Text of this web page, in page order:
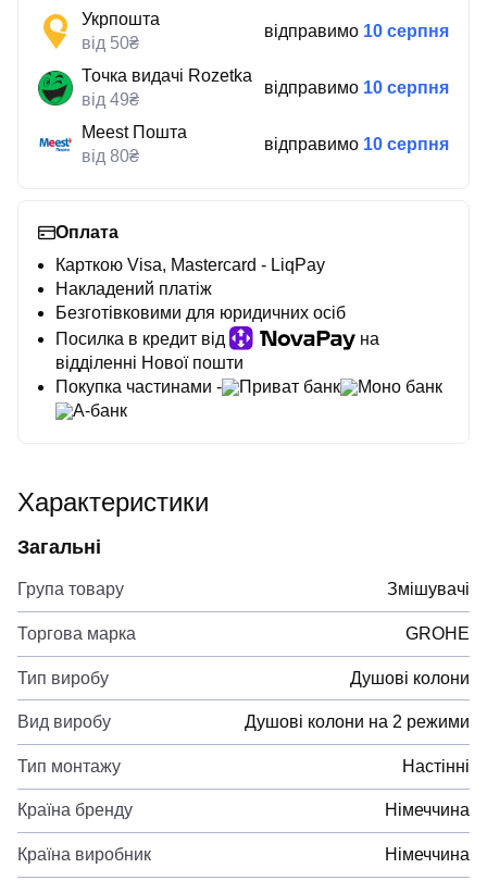
Укрпошта
від 50₴
відправимо 10 серпня
Точка видачі Rozetka
від 49₴
відправимо 10 серпня
Meest Пошта
від 80₴
відправимо 10 серпня
Оплата
Карткою Visa, Mastercard - LiqPay
Накладений платіж
Безготівковими для юридичних осіб
Посилка в кредит від
на
відділенні Нової пошти
Покупка частинами -
Приват банк
Моно банк
А-банк
Характеристики
Загальні
Група товару Змішувачі
Торгова марка GROHE
Тип виробу Душові колони
Вид виробу Душові колони на 2 режими
Тип монтажу Настінні
Країна бренду Німеччина
Країна виробник Німеччина